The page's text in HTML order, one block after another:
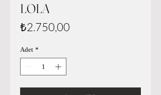
LOLA
₺2.750,00
Adet *